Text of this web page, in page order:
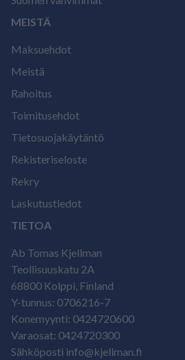
MEISTÄ
Maksuehdot
Meistä
Rahoitus
Toimitusehdot
Tietosuojakäytäntö
Rekisteriseloste
Rekry
Laskutustiedot
TIETOA
Ab Tomas Kjellman
Teollisuuskatu 2A
68800 Kolppi, Finland
Y-tunnus: 0706216-7
Konemyynti: 0424720600
Varaosat: 0424720300
Sähköposti info@kjellman.fi